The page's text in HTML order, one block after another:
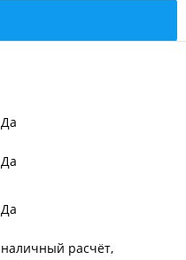
Да
Да
Да
наличный расчёт